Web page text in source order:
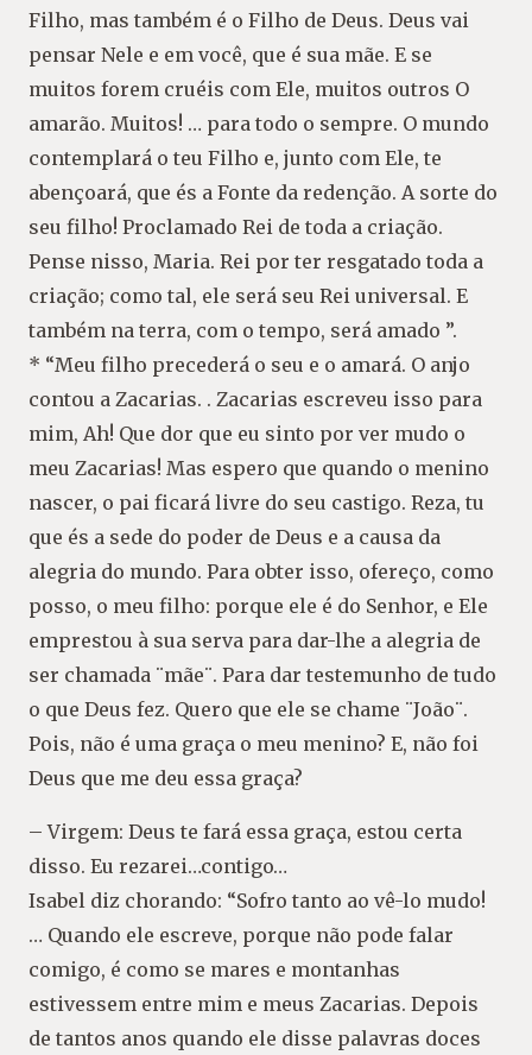
Filho, mas também é o Filho de Deus. Deus vai
pensar Nele e em você, que é sua mãe. E se
muitos forem cruéis com Ele, muitos outros O
amarão. Muitos! … para todo o sempre. O mundo
contemplará o teu Filho e, junto com Ele, te
abençoará, que és a Fonte da redenção. A sorte do
seu filho! Proclamado Rei de toda a criação.
Pense nisso, Maria. Rei por ter resgatado toda a
criação; como tal, ele será seu Rei universal. E
também na terra, com o tempo, será amado ”.
* “Meu filho precederá o seu e o amará. O anjo
contou a Zacarias. . Zacarias escreveu isso para
mim, Ah! Que dor que eu sinto por ver mudo o
meu Zacarias! Mas espero que quando o menino
nascer, o pai ficará livre do seu castigo. Reza, tu
que és a sede do poder de Deus e a causa da
alegria do mundo. Para obter isso, ofereço, como
posso, o meu filho: porque ele é do Senhor, e Ele
emprestou à sua serva para dar-lhe a alegria de
ser chamada ¨mãe¨. Para dar testemunho de tudo
o que Deus fez. Quero que ele se chame ¨João¨.
Pois, não é uma graça o meu menino? E, não foi
Deus que me deu essa graça?
– Virgem: Deus te fará essa graça, estou certa
disso. Eu rezarei…contigo…
Isabel diz chorando: “Sofro tanto ao vê-lo mudo!
… Quando ele escreve, porque não pode falar
comigo, é como se mares e montanhas
estivessem entre mim e meus Zacarias. Depois
de tantos anos quando ele disse palavras doces